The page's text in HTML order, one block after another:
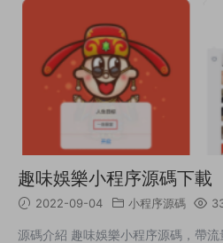
趣味娛樂小程序源碼下載
2022-09-04 小程序源碼
源碼介紹 趣味娛樂小程序源碼，帶